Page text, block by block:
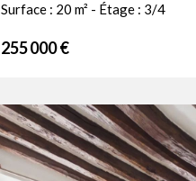
Surface : 20 m² - Étage : 3/4
255 000 €